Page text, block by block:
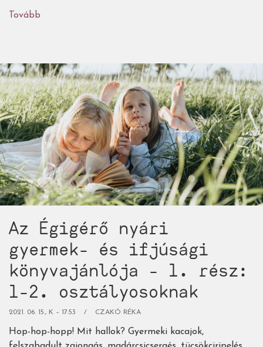
Tovább
és
ifjúsági
könyvajánlója
-
2.
rész:
3-
4.
osztályosoknak)
Az Égigérő nyári
gyermek- és ifjúsági
könyvajánlója - 1. rész:
1-2. osztályosoknak
2021. 06. 15., K – 17:53 CZAKÓ RÉKA
Hop-hop-hopp! Mit hallok? Gyermeki kacajok,